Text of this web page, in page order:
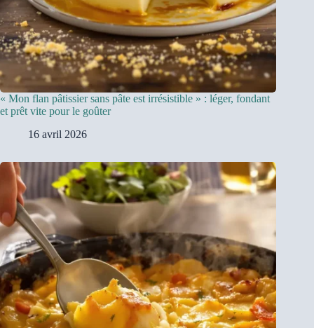
« Mon flan pâtissier sans pâte est irrésistible » : léger, fondant
et prêt vite pour le goûter
16 avril 2026